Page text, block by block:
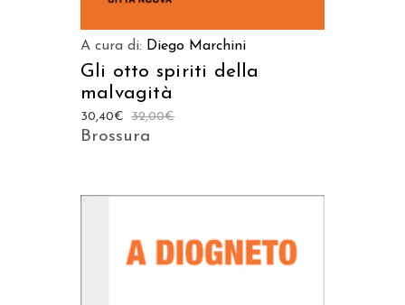
A cura di: Diego Marchini
Gli otto spiriti della
malvagità
32,00€
30,40€
Brossura